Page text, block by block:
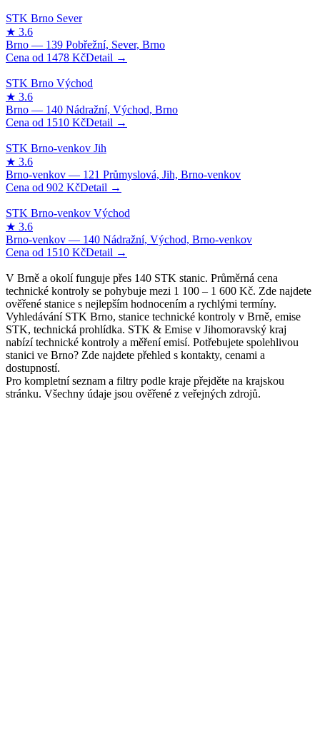
1478 Kč
1510 Kč
902 Kč
1510 Kč
V Brně a okolí funguje přes 140 STK stanic. Průměrná cena
technické kontroly se pohybuje mezi 1 100 – 1 600 Kč. Zde najdete
ověřené stanice s nejlepším hodnocením a rychlými termíny.
Vyhledávání STK Brno, stanice technické kontroly v Brně, emise
STK, technická prohlídka. STK & Emise v Jihomoravský kraj
nabízí technické kontroly a měření emisí. Potřebujete spolehlivou
stanici ve Brno? Zde najdete přehled s kontakty, cenami a
dostupností.
Pro kompletní seznam a filtry podle kraje přejděte na krajskou
stránku. Všechny údaje jsou ověřené z veřejných zdrojů.